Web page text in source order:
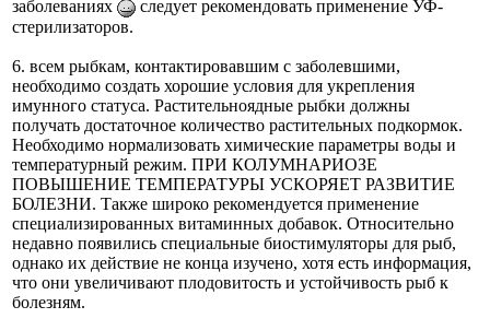
заболеваниях
следует рекомендовать применение УФ-
стерилизаторов.
6. всем рыбкам, контактировавшим с заболевшими,
необходимо создать хорошие условия для укрепления
имунного статуса. Растительноядные рыбки должны
получать достаточное количество растительных подкормок.
Необходимо нормализовать химические параметры воды и
температурный режим. ПРИ КОЛУМНАРИОЗЕ
ПОВЫШЕНИЕ ТЕМПЕРАТУРЫ УСКОРЯЕТ РАЗВИТИЕ
БОЛЕЗНИ. Также широко рекомендуется применение
специализированных витаминных добавок. Относительно
недавно появились специальные биостимуляторы для рыб,
однако их действие не конца изучено, хотя есть информация,
что они увеличивают плодовитость и устойчивость рыб к
болезням.